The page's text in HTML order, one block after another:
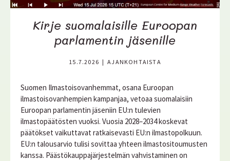
Kirje suomalaisille Euroopan
parlamentin jäsenille
15.7.2026 | AJANKOHTAISTA
Suomen Ilmastoisovanhemmat, osana Euroopan
ilmastoisovanhempien kampanjaa, vetoaa suomalaisiin
Euroopan parlamentin jäseniin EU:n tulevien
ilmastopäätösten vuoksi. Vuosia 2028–2034 koskevat
päätökset vaikuttavat ratkaisevasti EU:n ilmastopolkuun.
EU:n talousarvio tulisi sovittaa yhteen ilmastositoumusten
kanssa. Päästökauppajärjestelmän vahvistaminen on